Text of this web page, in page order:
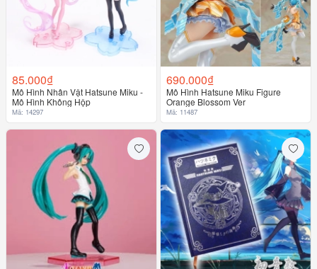
85.000₫
Mô Hình Nhân Vật Hatsune Miku -
Mô Hình Không Hộp
Mã: 14297
690.000₫
Mô Hình Hatsune Miku Figure
Orange Blossom Ver
Mã: 11487